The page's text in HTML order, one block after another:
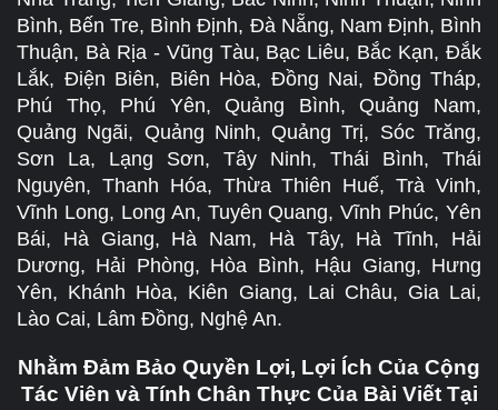
Bình, Bến Tre, Bình Định, Đà Nẵng, Nam Định, Bình
Thuận, Bà Rịa - Vũng Tàu, Bạc Liêu, Bắc Kạn, Đắk
Lắk, Điện Biên, Biên Hòa, Đồng Nai, Đồng Tháp,
Phú Thọ, Phú Yên, Quảng Bình, Quảng Nam,
Quảng Ngãi, Quảng Ninh, Quảng Trị, Sóc Trăng,
Sơn La, Lạng Sơn, Tây Ninh, Thái Bình, Thái
Nguyên, Thanh Hóa, Thừa Thiên Huế, Trà Vinh,
Vĩnh Long, Long An, Tuyên Quang, Vĩnh Phúc, Yên
Bái, Hà Giang, Hà Nam, Hà Tây, Hà Tĩnh, Hải
Dương, Hải Phòng, Hòa Bình, Hậu Giang, Hưng
Yên, Khánh Hòa, Kiên Giang, Lai Châu, Gia Lai,
Lào Cai, Lâm Đồng, Nghệ An.
Nhằm Đảm Bảo Quyền Lợi, Lợi Ích Của Cộng
Tác Viên và Tính Chân Thực Của Bài Viết Tại